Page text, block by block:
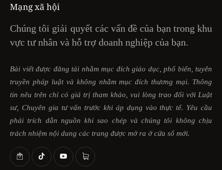
Mạng xã hội
Chúng tôi giải quyết các vấn đề của bạn trong khu
vực tư nhân và hỗ trợ doanh nghiệp của bạn.
Bài viết được đăng tải nhằm mục đích giáo dục, phổ biến, tuyên
truyền pháp luật và không nhằm mục đích thương mại. Thông
tin nêu trên chỉ có giá trị tham khảo, vui lòng trao đổi với Luật
sư, Chuyên gia tư vấn trước khi áp dụng vào thực tế. Yêu cầu
phải trích dẫn nguồn khi sao chép và chúng tôi không chịu
trách nhiệm nội dung các trang được mở ra ở cửa sổ mới.